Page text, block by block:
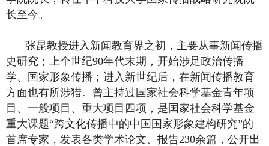
长至今。
张昆教授进入新闻教育界之初，主要从事新闻传播
史研究；上个世纪90年代末期，开始涉足政治传播
学、国家形象传播；进入新世纪后，在新闻传播教育
方面也有所涉猎。曾主持过国家社会科学基金青年项
目、一般项目、重大项目四项，是国家社会科学基金
重大课题“跨文化传播中的中国国家形象建构研究”的
首席专家，发表各类学术论文、报告230余篇，公开出